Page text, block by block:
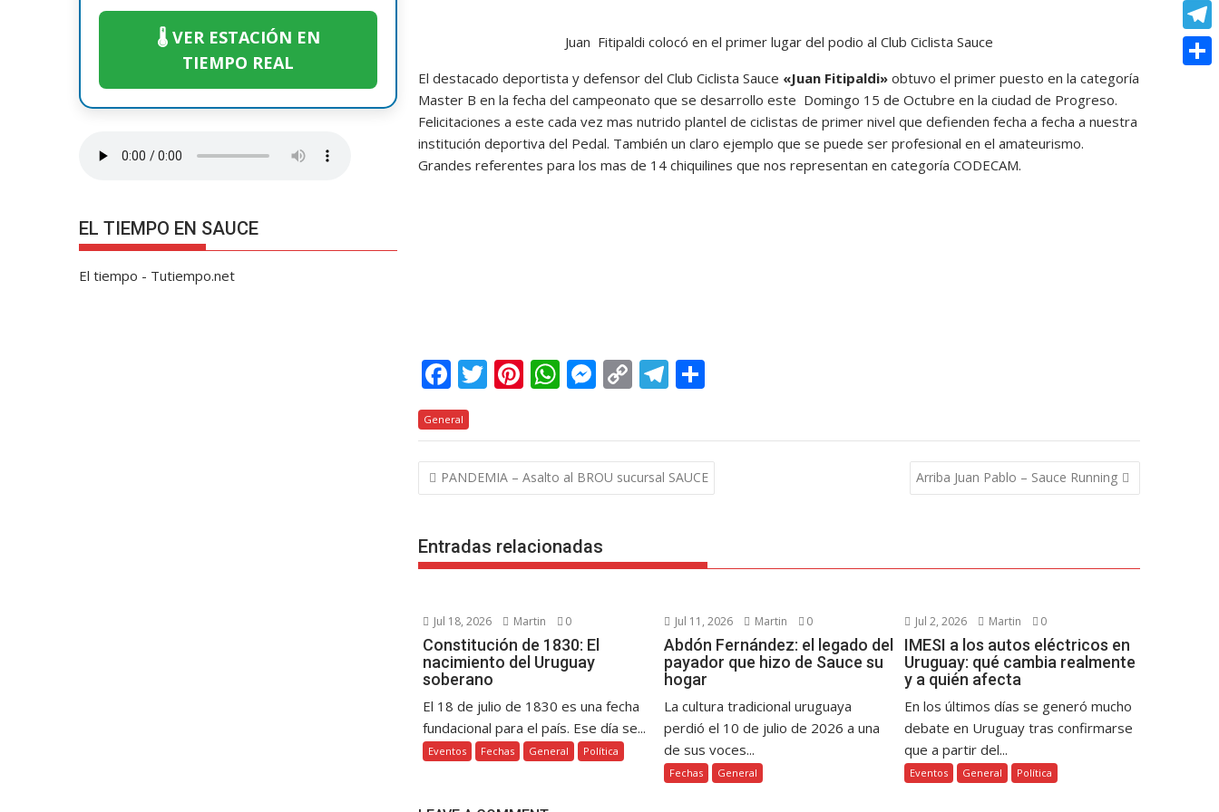
Juan Fitipaldi colocó en el primer lugar del podio al Club Ciclista Sauce
El destacado deportista y defensor del Club Ciclista Sauce «Juan Fitipaldi» obtuvo el primer puesto en la categoría
Master B en la fecha del campeonato que se desarrollo este Domingo 15 de Octubre en la ciudad de Progreso.
Felicitaciones a este cada vez mas nutrido plantel de ciclistas de primer nivel que defienden fecha a fecha a nuestra
institución deportiva del Pedal. También un claro ejemplo que se puede ser profesional en el amateurismo.
Grandes referentes para los mas de 14 chiquilines que nos representan en categoría CODECAM.
F
ac
e
b
o
k
T
w
itt
er
Pi
nt
er
e
st
W
h
at
s
A
p
M
e
ss
e
n
er
C
o
p
y
Li
T
el
e
gr
a
m
p
ar
General
Navegación
de
PANDEMIA – Asalto al BROU sucursal SAUCE Arriba Juan Pablo – Sauce Running
Entradas relacionadas
Jul 18, 2026 Martin 0
Constitución de 1830: El
nacimiento del Uruguay
soberano
El 18 de julio de 1830 es una fecha
fundacional para el país. Ese día se...
Eventos Fechas General Política
Jul 11, 2026 Martin 0
Abdón Fernández: el legado del
payador que hizo de Sauce su
hogar
La cultura tradicional uruguaya
perdió el 10 de julio de 2026 a una
de sus voces...
Fechas General
Jul 2, 2026 Martin 0
IMESI a los autos eléctricos en
Uruguay: qué cambia realmente
y a quién afecta
En los últimos días se generó mucho
debate en Uruguay tras confirmarse
que a partir del...
Eventos General Política
🌡️ VER ESTACIÓN EN
TIEMPO REAL
EL TIEMPO EN SAUCE
El tiempo - Tutiempo.net
k
e
r
e
r
t
s
s
s
C
o
p
T